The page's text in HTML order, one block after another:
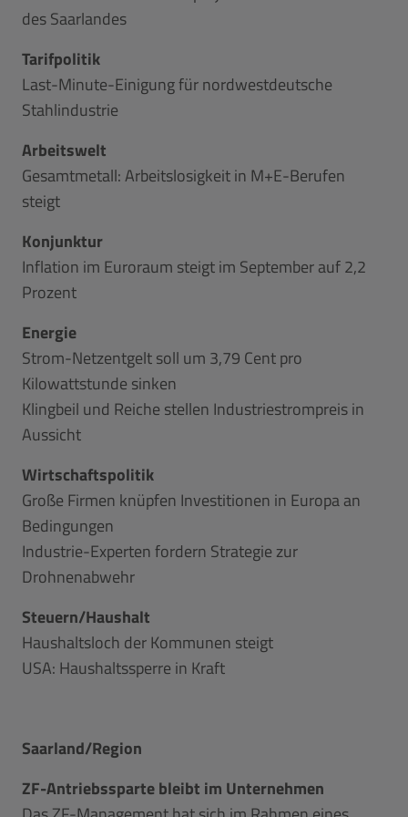
des Saarlandes
Tarifpolitik
Last-Minute-Einigung für nordwestdeutsche
Stahlindustrie
Arbeitswelt
Gesamtmetall: Arbeitslosigkeit in M+E-Berufen
steigt
Konjunktur
Inflation im Euroraum steigt im September auf 2,2
Prozent
Energie
Strom-Netzentgelt soll um 3,79 Cent pro
Kilowattstunde sinken
Klingbeil und Reiche stellen Industriestrompreis in
Aussicht
Wirtschaftspolitik
Große Firmen knüpfen Investitionen in Europa an
Bedingungen
Industrie-Experten fordern Strategie zur
Drohnenabwehr
Steuern/Haushalt
Haushaltsloch der Kommunen steigt
USA: Haushaltssperre in Kraft
Saarland/Region
ZF-Antriebssparte bleibt im Unternehmen